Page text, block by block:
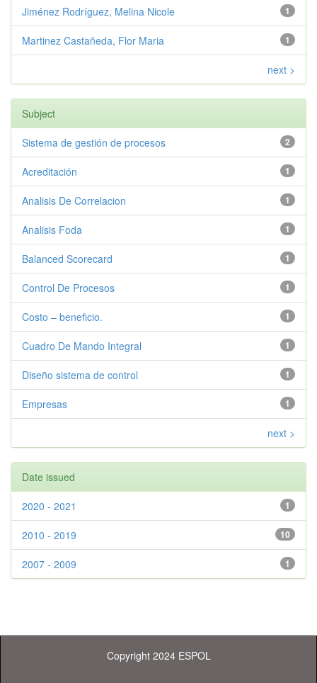
1
Jiménez Rodríguez, Melina Nicole
1
Martinez Castañeda, Flor Maria
next >
Subject
2
Sistema de gestión de procesos
1
Acreditación
1
Analisis De Correlacion
1
Analisis Foda
1
Balanced Scorecard
1
Control De Procesos
1
Costo – beneficio.
1
Cuadro De Mando Integral
1
Diseño sistema de control
1
Empresas
next >
Date issued
1
2020 - 2021
10
2010 - 2019
1
2007 - 2009
Copyright 2024 ESPOL